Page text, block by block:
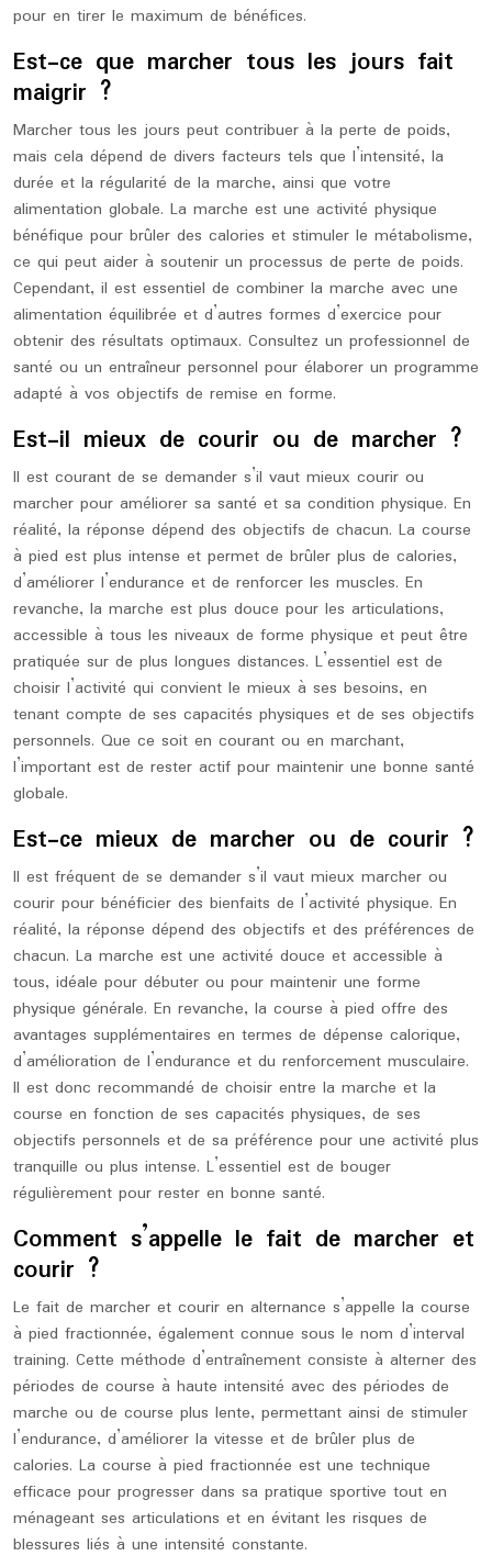
pour en tirer le maximum de bénéfices.
Est-ce que marcher tous les jours fait
maigrir ?
Marcher tous les jours peut contribuer à la perte de poids,
mais cela dépend de divers facteurs tels que l’intensité, la
durée et la régularité de la marche, ainsi que votre
alimentation globale. La marche est une activité physique
bénéfique pour brûler des calories et stimuler le métabolisme,
ce qui peut aider à soutenir un processus de perte de poids.
Cependant, il est essentiel de combiner la marche avec une
alimentation équilibrée et d’autres formes d’exercice pour
obtenir des résultats optimaux. Consultez un professionnel de
santé ou un entraîneur personnel pour élaborer un programme
adapté à vos objectifs de remise en forme.
Est-il mieux de courir ou de marcher ?
Il est courant de se demander s’il vaut mieux courir ou
marcher pour améliorer sa santé et sa condition physique. En
réalité, la réponse dépend des objectifs de chacun. La course
à pied est plus intense et permet de brûler plus de calories,
d’améliorer l’endurance et de renforcer les muscles. En
revanche, la marche est plus douce pour les articulations,
accessible à tous les niveaux de forme physique et peut être
pratiquée sur de plus longues distances. L’essentiel est de
choisir l’activité qui convient le mieux à ses besoins, en
tenant compte de ses capacités physiques et de ses objectifs
personnels. Que ce soit en courant ou en marchant,
l’important est de rester actif pour maintenir une bonne santé
globale.
Est-ce mieux de marcher ou de courir ?
Il est fréquent de se demander s’il vaut mieux marcher ou
courir pour bénéficier des bienfaits de l’activité physique. En
réalité, la réponse dépend des objectifs et des préférences de
chacun. La marche est une activité douce et accessible à
tous, idéale pour débuter ou pour maintenir une forme
physique générale. En revanche, la course à pied offre des
avantages supplémentaires en termes de dépense calorique,
d’amélioration de l’endurance et du renforcement musculaire.
Il est donc recommandé de choisir entre la marche et la
course en fonction de ses capacités physiques, de ses
objectifs personnels et de sa préférence pour une activité plus
tranquille ou plus intense. L’essentiel est de bouger
régulièrement pour rester en bonne santé.
Comment s’appelle le fait de marcher et
courir ?
Le fait de marcher et courir en alternance s’appelle la course
à pied fractionnée, également connue sous le nom d’interval
training. Cette méthode d’entraînement consiste à alterner des
périodes de course à haute intensité avec des périodes de
marche ou de course plus lente, permettant ainsi de stimuler
l’endurance, d’améliorer la vitesse et de brûler plus de
calories. La course à pied fractionnée est une technique
efficace pour progresser dans sa pratique sportive tout en
ménageant ses articulations et en évitant les risques de
blessures liés à une intensité constante.